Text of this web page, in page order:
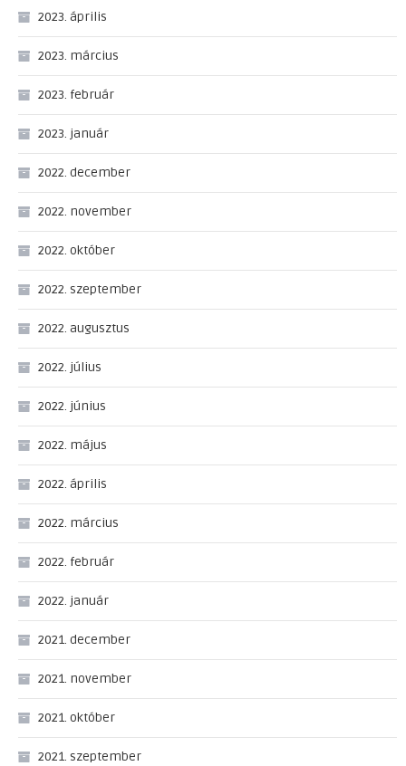
2023. április
2023. március
2023. február
2023. január
2022. december
2022. november
2022. október
2022. szeptember
2022. augusztus
2022. július
2022. június
2022. május
2022. április
2022. március
2022. február
2022. január
2021. december
2021. november
2021. október
2021. szeptember